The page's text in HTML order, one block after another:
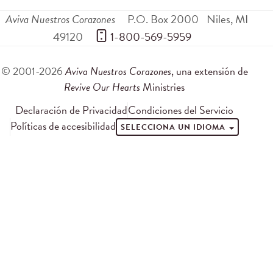
Aviva Nuestros Corazones P.O. Box 2000 Niles,MI
49120
1-800-569-5959
© 2001-2026Aviva Nuestros Corazones, una extensión de
Revive Our Hearts Ministries
Declaración de PrivacidadCondiciones del Servicio
Políticas de accesibilidad SELECCIONA UN IDIOMA